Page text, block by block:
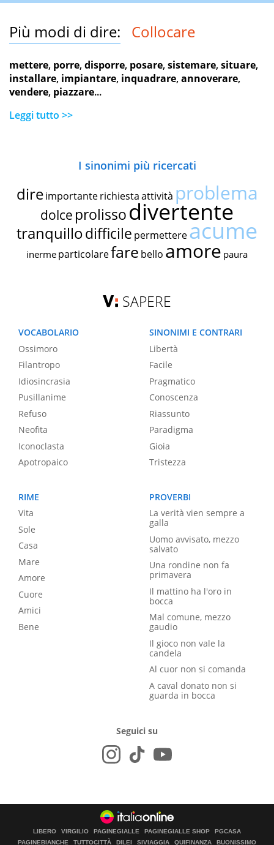
Più modi di dire: Collocare
mettere, porre,disporre, posare,sistemare,situare,
installare, impiantare, inquadrare,annoverare,
vendere, piazzare...
Leggi tutto >>
I sinonimi più ricercati
dire importante richiestaattività problema
dolce prolissodivertente
tranquillodifficile permettereacume
inerme particolarefare bello amore paura
SAPERE
VOCABOLARIO
Ossimoro
Filantropo
Idiosincrasia
Pusillanime
Refuso
Neofita
Iconoclasta
Apotropaico
SINONIMI E CONTRARI
Libertà
Facile
Pragmatico
Conoscenza
Riassunto
Paradigma
Gioia
Tristezza
RIME
Vita
Sole
Casa
Mare
Amore
Cuore
Amici
Bene
PROVERBI
La verità vien sempre a
galla
Uomo avvisato, mezzo
salvato
Una rondine non fa
primavera
Il mattino ha l'oro in
bocca
Mal comune, mezzo
gaudio
Il gioco non vale la
candela
Al cuor non si comanda
A caval donato non si
guarda in bocca
Seguici su
LIBERO VIRGILIO PAGINEGIALLE PAGINEGIALLE SHOP
PGCASA
PAGINEBIANCHE
TUTTOCITTÀ DILEI SIVIAGGIA QUIFINANZA BUONISSIMO